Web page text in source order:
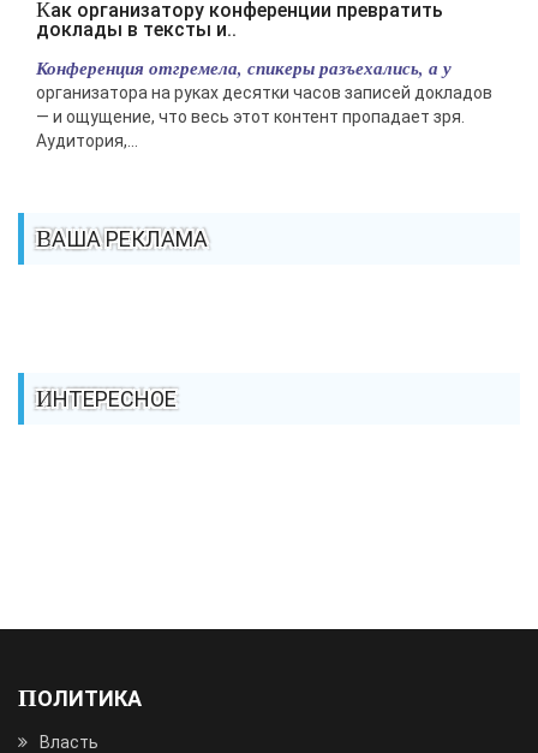
Как организатору конференции превратить
доклады в тексты и..
Конференция отгремела, спикеры разъехались, а у
организатора на руках десятки часов записей докладов
— и ощущение, что весь этот контент пропадает зря.
Аудитория,...
ВАША РЕКЛАМА
ИНТЕРЕСНОЕ
ПОЛИТИКА
Власть